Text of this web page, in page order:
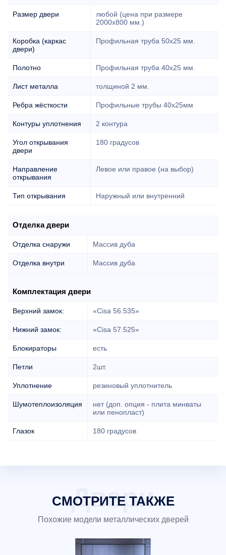
Размер двери
любой (цена при размере
2000x800 мм.)
Коробка (каркас
двери)
Профильная труба 50х25 мм.
Полотно Профильная труба 40х25 мм.
Лист металла толщиной 2 мм.
Ребра жёсткости Профильные трубы 40х25мм
Контуры уплотнения 2 контура
Угол открывания
двери
180 градусов
Направление
открывания
Левое или правое (на выбор)
Тип открывания Наружный или внутренний
Отделка двери
Отделка снаружи Массив дуба
Отделка внутри Массив дуба
Комплектация двери
Верхний замок: «Cisa 56.535»
Нижний замок: «Cisa 57.525»
Блокираторы есть
Петли 2шт.
Уплотнение резиновый уплотнитель
Шумотеплоизоляция
нет (доп. опция - плита минваты
или пенопласт)
Глазок 180 градусов
СМОТРИТЕ ТАКЖЕ
Похожие модели металлических дверей